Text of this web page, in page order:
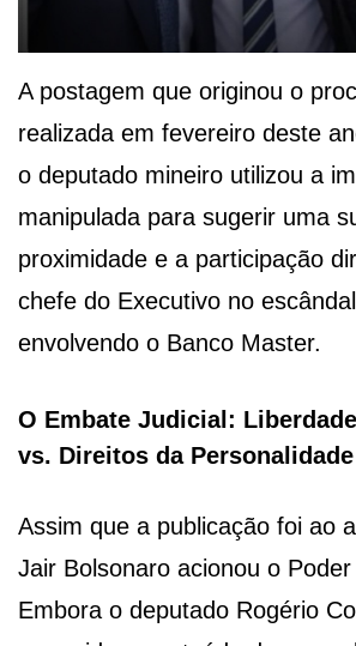
A postagem que originou o
realizada em fevereiro deste
o deputado mineiro utilizou a
manipulada para sugerir uma
proximidade e a participação
chefe do Executivo no
envolvendo o Banco Master.
O Embate Judicial:
vs. Direitos da Personalidade
Assim que a publicação foi ao
Jair Bolsonaro acionou o
Embora o deputado Rogério